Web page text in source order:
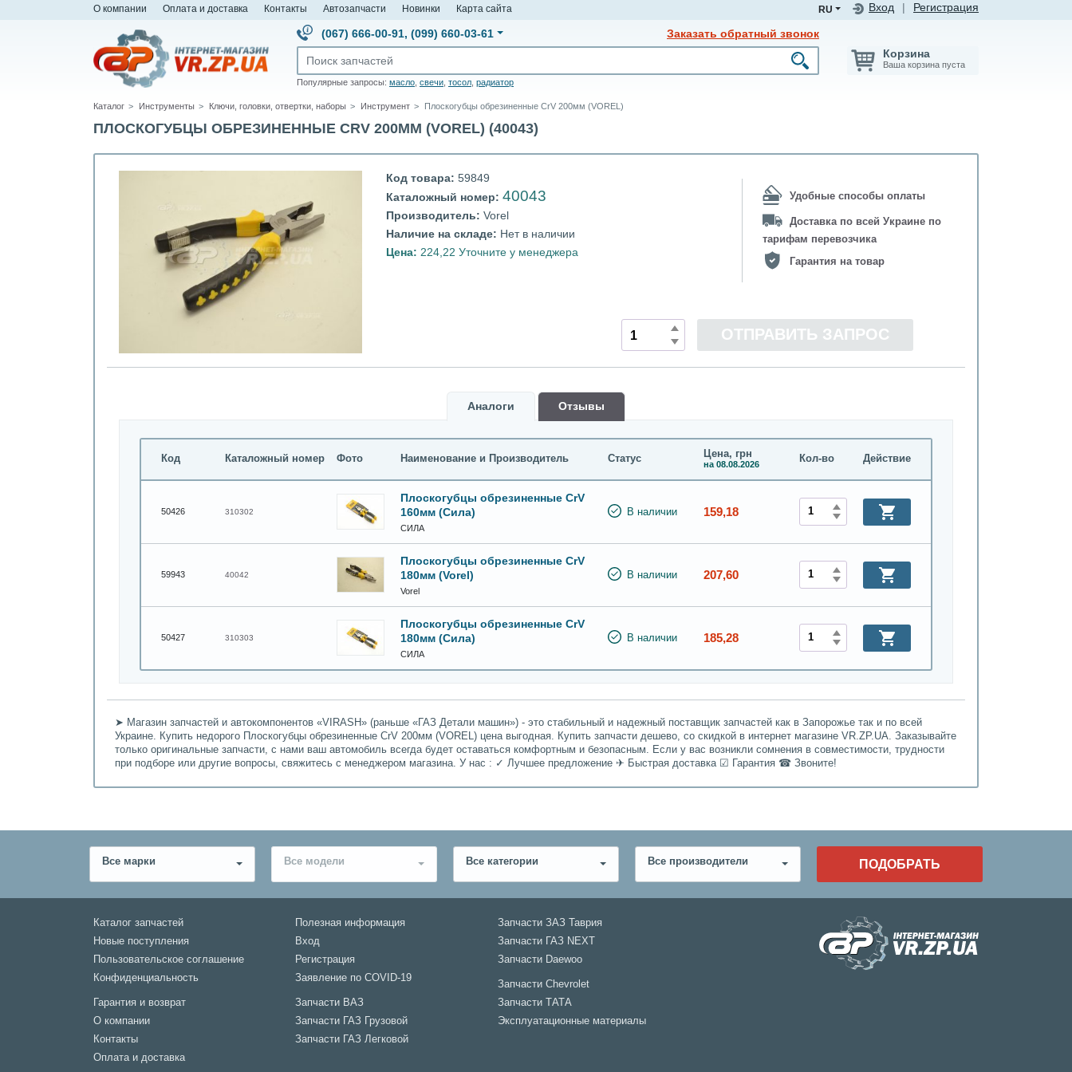
О компании Оплата и доставка Контакты Автозапчасти Новинки Карта сайта Вход Регистрация
RU
(067) 666-00-91, (099) 660-03-61 Заказать обратный звонок
Популярные запросы: масло свечи тосол радиатор
Корзина
Ваша корзина пуста
Каталог Инструменты Ключи, головки, отвертки, наборы Инструмент Плоскогубцы обрезиненные CrV 200мм (VOREL)
ПЛОСКОГУБЦЫ ОБРЕЗИНЕННЫЕ CRV 200ММ (VOREL) (40043)
Код товара: 59849
Каталожный номер: 40043
Производитель: Vorel
Наличие на складе: Нет в наличии
Цена: 224,22 Уточните у менеджера
Удобные способы оплаты
Доставка по всей Украине по
тарифам перевозчика
Гарантия на товар
ОТПРАВИТЬ ЗАПРОС
Аналоги Oтзывы
Код Каталожный номер Фото Наименование и Производитель Статус Цена, грн
на 08.08.2026 Кол-во Действие
50426 310302
Плоскогубцы обрезиненные CrV
160мм (Сила)
СИЛА
В наличии 159,18
59943 40042
Плоскогубцы обрезиненные CrV
180мм (Vorel)
Vorel
В наличии 207,60
50427 310303
Плоскогубцы обрезиненные CrV
180мм (Сила)
СИЛА
В наличии 185,28
➤ Магазин запчастей и автокомпонентов «VIRASH» (раньше «ГАЗ Детали машин») - это стабильный и надежный поставщик запчастей как в Запорожье так и по всей
Украине. Купить недорого Плоскогубцы обрезиненные CrV 200мм (VOREL) цена выгодная. Купить запчасти дешево, со скидкой в интернет магазине VR.ZP.UA. Заказывайте
только оригинальные запчасти, с нами ваш автомобиль всегда будет оставаться комфортным и безопасным. Если у вас возникли сомнения в совместимости, трудности
при подборе или другие вопросы, свяжитесь с менеджером магазина. У нас : ✓ Лучшее предложение ✈ Быстрая доставка ☑ Гарантия ☎ Звоните!
Все марки Все модели Все категории Все производители ПОДОБРАТЬ
Каталог запчастей
Новые поступления
Пользовательское соглашение
Конфиденциальность
Гарантия и возврат
О компании
Контакты
Оплата и доставка
Полезная информация
Вход
Регистрация
Заявление по COVID-19
Запчасти ВАЗ
Запчасти ГАЗ Грузовой
Запчасти ГАЗ Легковой
Запчасти ЗАЗ Таврия
Запчасти ГАЗ NEXT
Запчасти Daewoo
Запчасти Chevrolet
Запчасти ТАТА
Эксплуатационные материалы